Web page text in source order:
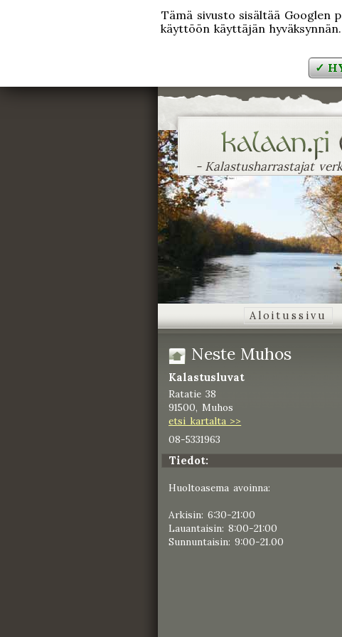
Tämä sivusto sisältää Googlen
käyttöön käyttäjän
✓
- Kalastusharrastajat
Aloitussivu
Neste Muhos
Kalastusluvat
Ratatie 38
91500, Muhos
etsi kartalta >>
08-5331963
Tiedot:
Huoltoasema avoinna:
Arkisin: 6:30-21:00
Lauantaisin: 8:00-21:00
Sunnuntaisin: 9:00-21.00